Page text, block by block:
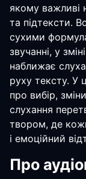
якому важливі
та підтексти.
сухими
звучанні, у
наближає
руху тексту. У
про вибір,
слухання
твором, де
і емоційний
Про